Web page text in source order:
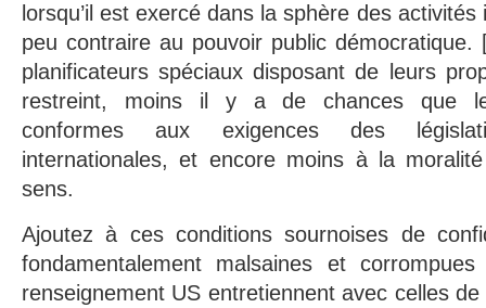
lorsqu’il est exercé dans la sphère des
peu contraire au pouvoir public démocratique.
planificateurs spéciaux disposant de leurs
restreint, moins il y a de chances que
conformes aux exigences des
internationales, et encore moins à la
sens.
Ajoutez à ces conditions sournoises de
fondamentalement malsaines et
renseignement US entretiennent avec celles de